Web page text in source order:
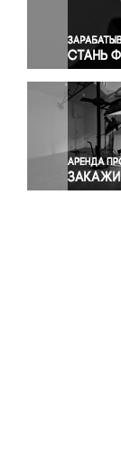
Спорт